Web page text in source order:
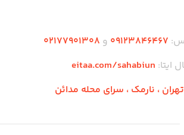
۰۹۱۲۳846467 و ۰2۱77901308
ایتا: eitaa.com/sahabiun
تهران ،‌ نارمک ، سرای محله مدائن